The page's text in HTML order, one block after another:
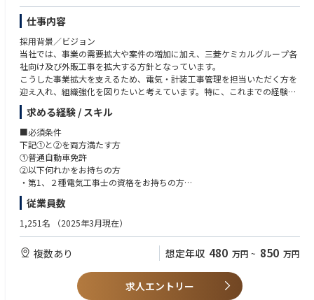
仕事内容
採用背景／ビジョン
当社では、事業の需要拡大や案件の増加に加え、三菱ケミカルグループ各
社向け及び外販工事を拡大する方針となっています。
こうした事業拡大を支えるため、電気・計装工事管理を担当いただく方を
迎え入れ、組織強化を図りたいと考えています。特に、これまでの経験を
活かしながら、組織と共に成長していただける方をお待ちしています。
業務概要
【職務概要】
当社は、三菱ケミカルグループ各社をはじめ、近隣各社が操業する化学・
繊維・食品・半導体工場等のメンテナンス及び建設業務を幅広く担ってい
ます。
等に関する「計装工事管理」業務をお任せ致します。
【職務詳細】
入社後はスキルや経験に応じて業務をお任せ致します。
・見積もり作成
・業者の選定／部品の発注
・工事計画書、施工要領書・作業手順書作成
求める経験 / スキル
■必須条件
下記①と②を両方満たす方
①普通自動車免許
②以下何れかをお持ちの方
・第1、２種電気工事士の資格をお持ちの方
・電気・計装工事或いは電気設備の保守、工事に関する経験をお持ちの方
■歓迎条件
・プラント業界での経験
・第１，2級施工管理士（電気・電通・管）
・第１，2級計装士
・危険物乙種第四類
従業員数
1,251名 （2025年3月現在）
複数あり 想定年収 480 万円 ~ 850 万円
求人エントリー